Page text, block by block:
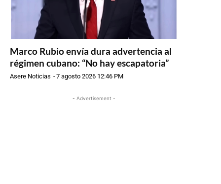
Marco Rubio envía dura advertencia al
régimen cubano: “No hay escapatoria”
Asere Noticias -7 agosto 2026 12:46 PM
- Advertisement -